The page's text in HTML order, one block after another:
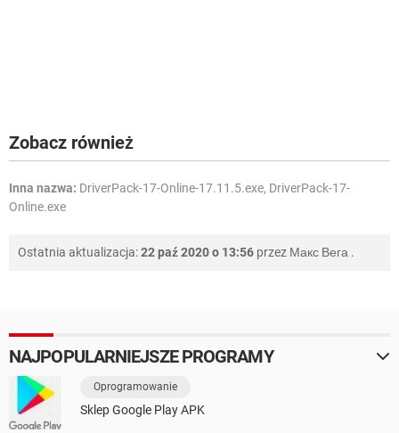
Zobacz również
Inna nazwa: DriverPack-17-Online-17.11.5.exe, DriverPack-17-
Online.exe
Ostatnia aktualizacja:22 paź 2020 o 13:56 przez Макс Вега .
NAJPOPULARNIEJSZE PROGRAMY
Oprogramowanie
Sklep Google Play APK